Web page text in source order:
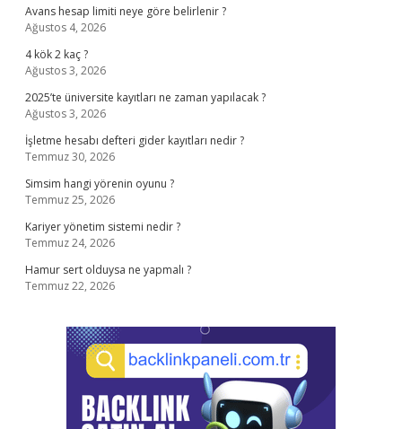
Avans hesap limiti neye göre belirlenir ?
Ağustos 4, 2026
4 kök 2 kaç ?
Ağustos 3, 2026
2025’te üniversite kayıtları ne zaman yapılacak ?
Ağustos 3, 2026
İşletme hesabı defteri gider kayıtları nedir ?
Temmuz 30, 2026
Simsim hangi yörenin oyunu ?
Temmuz 25, 2026
Kariyer yönetim sistemi nedir ?
Temmuz 24, 2026
Hamur sert olduysa ne yapmalı ?
Temmuz 22, 2026